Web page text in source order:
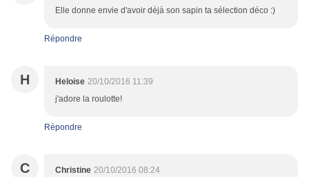
Elle donne envie d'avoir déjà son sapin ta sélection déco :)
Répondre
H Heloise 20/10/2016 11:39
j'adore la roulotte!
Répondre
C Christine 20/10/2016 08:24